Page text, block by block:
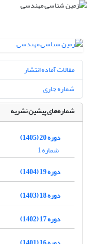
مقالات آماده انتشار
شماره جاری
شماره‌های پیشین نشریه
دوره 20 (1405)
شماره 1
دوره 19 (1404)
دوره 18 (1403)
دوره 17 (1402)